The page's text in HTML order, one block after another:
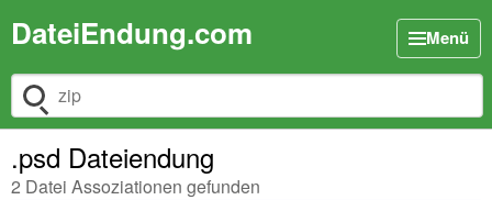
DateiEndung.com Menü
Dateiendung suchen
.psd Dateiendung
2 Datei Assoziationen gefunden